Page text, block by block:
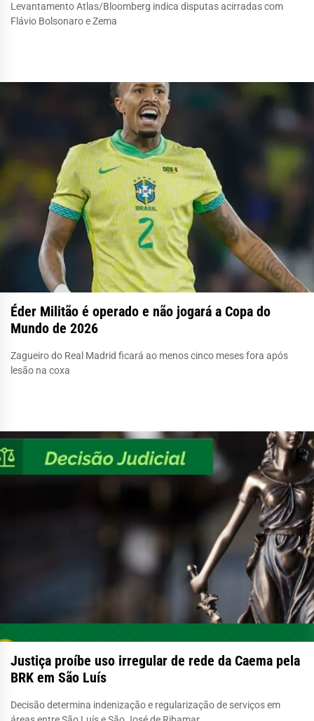
Levantamento Atlas/Bloomberg indica disputas acirradas com
Flávio Bolsonaro e Zema
Éder Militão é operado e não jogará a Copa do
Mundo de 2026
Zagueiro do Real Madrid ficará ao menos cinco meses fora após
lesão na coxa
Justiça proíbe uso irregular de rede da Caema pela
BRK em São Luís
Decisão determina indenização e regularização de serviços em